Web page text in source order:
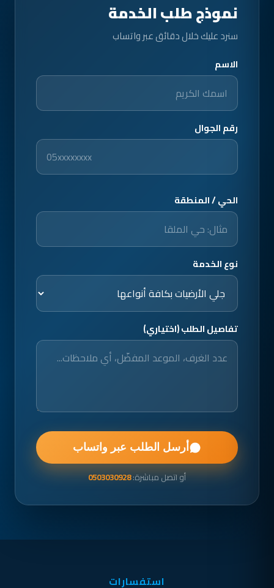
نموذج طلب الخدمة
سنرد عليك خلال دقائق عبر واتساب
الاسم
رقم الجوال
الحي / المنطقة
نوع الخدمة
تفاصيل الطلب (اختياري)
أرسل الطلب عبر واتساب
أو اتصل مباشرة:0503030928
استفسارات